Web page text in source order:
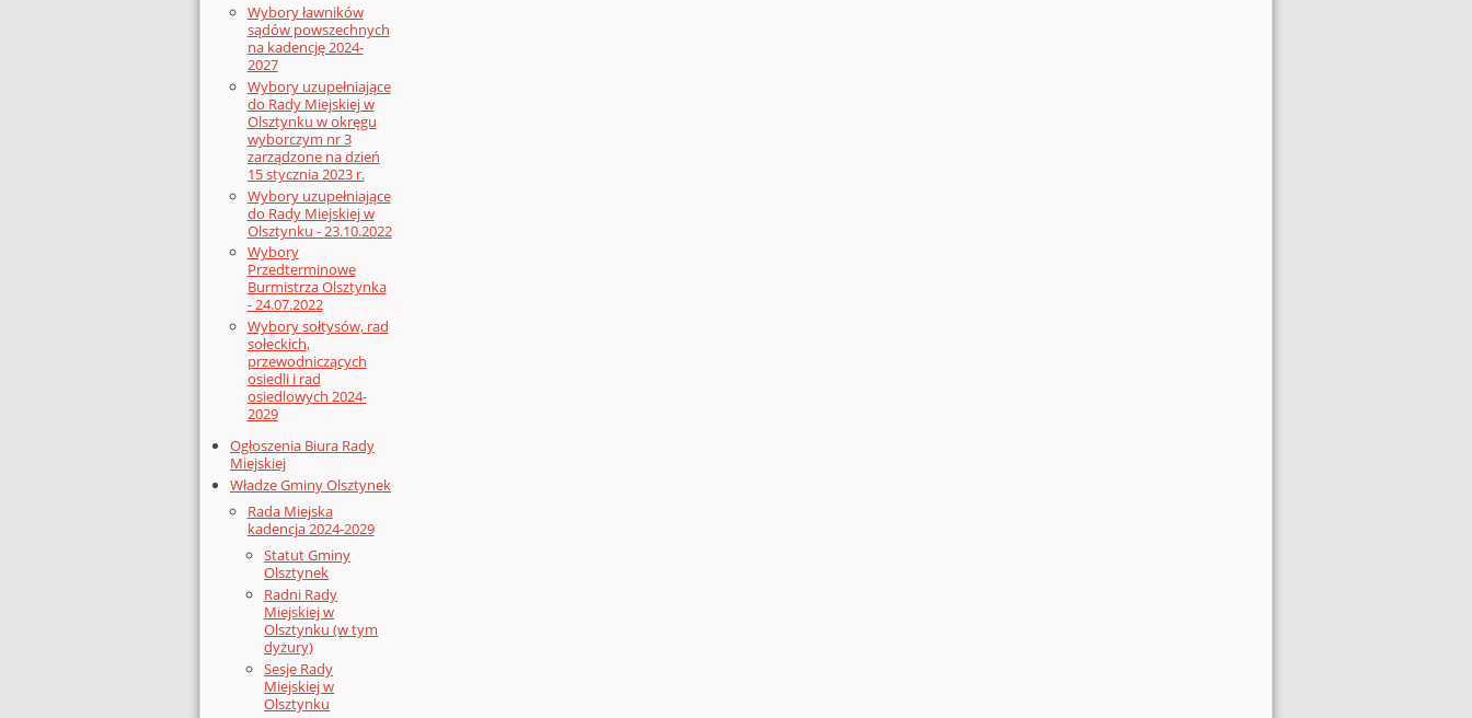
Wybory ławników
sądów powszechnych
na kadencję 2024-
2027
Wybory uzupełniające
do Rady Miejskiej w
Olsztynku w okręgu
wyborczym nr 3
zarządzone na dzień
15 stycznia 2023 r.
Wybory uzupełniające
do Rady Miejskiej w
Olsztynku - 23.10.2022
Wybory
Przedterminowe
Burmistrza Olsztynka
- 24.07.2022
Wybory sołtysów, rad
sołeckich,
przewodniczących
osiedli i rad
osiedlowych 2024-
2029
Ogłoszenia Biura Rady
Miejskiej
Władze Gminy Olsztynek
Rada Miejska
kadencja 2024-2029
Statut Gminy
Olsztynek
Radni Rady
Miejskiej w
Olsztynku (w tym
dyżury)
Sesje Rady
Miejskiej w
Olsztynku